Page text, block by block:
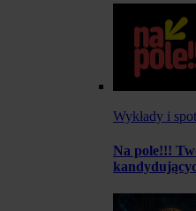
Wykłady i
Na pole!!!